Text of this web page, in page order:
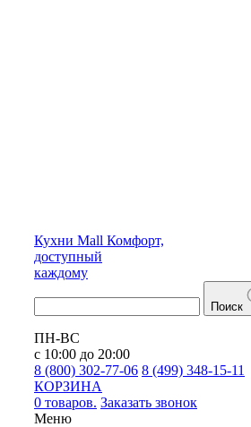
Кухни Mall Комфорт,
доступный
каждому
Поиск
ПН-ВС
с 10:00 до 20:00
8 (800) 302-77-06 8 (499) 348-15-11
КОРЗИНА
0 товаров. Заказать звонок
Меню